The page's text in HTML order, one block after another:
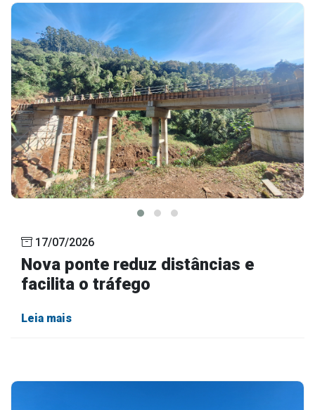
17/07/2026
Nova ponte reduz distâncias e
facilita o tráfego
Leia mais